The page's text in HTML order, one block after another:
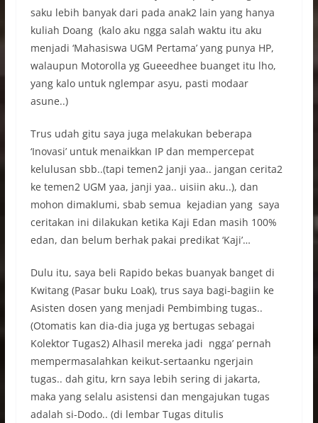
saku lebih banyak dari pada anak2 lain yang hanya
kuliah Doang (kalo aku ngga salah waktu itu aku
menjadi ‘Mahasiswa UGM Pertama’ yang punya HP,
walaupun Motorolla yg Gueeedhee buanget itu lho,
yang kalo untuk nglempar asyu, pasti modaar
asune..)
Trus udah gitu saya juga melakukan beberapa
‘Inovasi’ untuk menaikkan IP dan mempercepat
kelulusan sbb..(tapi temen2 janji yaa.. jangan cerita2
ke temen2 UGM yaa, janji yaa.. uisiin aku..), dan
mohon dimaklumi, sbab semua kejadian yang saya
ceritakan ini dilakukan ketika Kaji Edan masih 100%
edan, dan belum berhak pakai predikat ‘Kaji’…
Dulu itu, saya beli Rapido bekas buanyak banget di
Kwitang (Pasar buku Loak), trus saya bagi-bagiin ke
Asisten dosen yang menjadi Pembimbing tugas..
(Otomatis kan dia-dia juga yg bertugas sebagai
Kolektor Tugas2) Alhasil mereka jadi ngga’ pernah
mempermasalahkan keikut-sertaanku ngerjain
tugas.. dah gitu, krn saya lebih sering di jakarta,
maka yang selalu asistensi dan mengajukan tugas
adalah si-Dodo.. (di lembar Tugas ditulis